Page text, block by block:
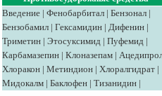
Введение | Фенобарбитал | Бензонал |
Бензобамил | Гексамидин | Дифенин |
Триметин | Этосуксимид | Пуфемид |
Карбамазепин | Клоназепам |
Хлоракон | Метиндион | Хлоралгидрат |
Мидокалм | Баклофен | Тизанидин |